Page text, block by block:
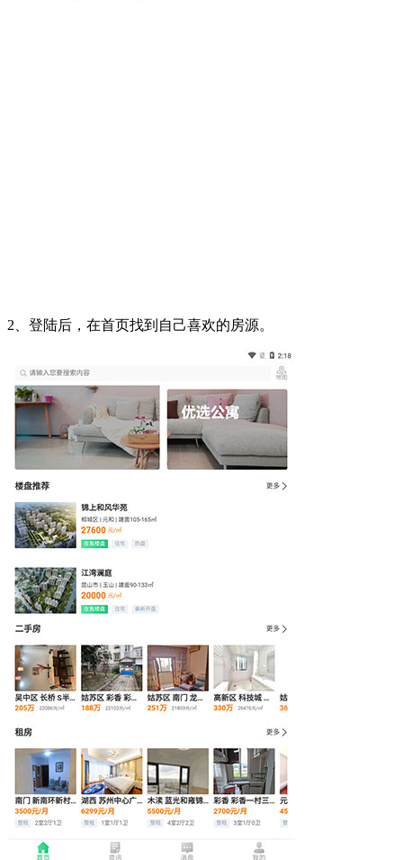
2、登陆后，在首页找到自己喜欢的房源。